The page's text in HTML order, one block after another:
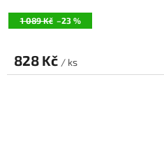
1 089 Kč –23 %
828 Kč / ks